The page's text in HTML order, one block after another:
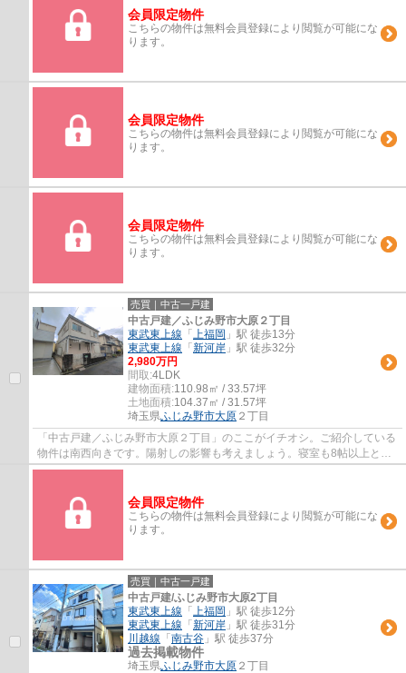
会員限定物件
こちらの物件は無料会員登録により閲覧が可能にな
ります。
会員限定物件
こちらの物件は無料会員登録により閲覧が可能にな
ります。
会員限定物件
こちらの物件は無料会員登録により閲覧が可能にな
ります。
売買｜中古一戸建
中古戸建／ふじみ野市大原２丁目
東武東上線 「 上福岡 」駅 徒歩13分
東武東上線 「 新河岸 」駅 徒歩32分
2,980万円
間取:4LDK
建物面積:110.98㎡ / 33.57坪
土地面積:104.37㎡ / 31.57坪
埼玉県ふじみ野市大原 ２丁目
「中古戸建／ふじみ野市大原２丁目」のここがイチオシ。ご紹介している
物件は南西向きです。陽射しの影響も考えましょう。寝室も8帖以上と、
広々とした快適なものになっています。自然...
会員限定物件
こちらの物件は無料会員登録により閲覧が可能にな
ります。
売買｜中古一戸建
中古戸建/ふじみ野市大原2丁目
東武東上線 「 上福岡 」駅 徒歩12分
東武東上線 「 新河岸 」駅 徒歩31分
川越線 「 南古谷 」駅 徒歩37分
過去掲載物件
埼玉県ふじみ野市大原 ２丁目